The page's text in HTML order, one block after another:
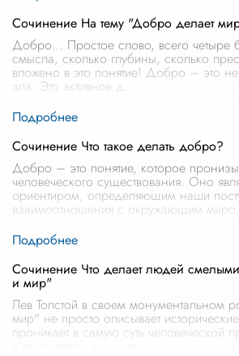
Сочинение На тему "Добро делает
Добро… Простое слово, всего четыре
смысла, сколько глубины, сколько
вложено в это понятие! Добро – это не
зла. Это активное д
Сочинение Что такое делать добро?
Добро – это понятие, которое
человеческого существования. Оно
ориентиром, определяющим наши
взаимоотношения с окружающим миро
Сочинение Что делает людей
и мир"
Лев Толстой в своем монументальном
мир" не просто описывает
проникает в самую суть человеческой